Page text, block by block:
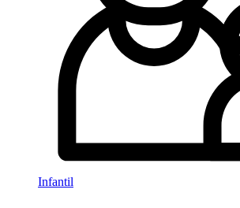
Infantil